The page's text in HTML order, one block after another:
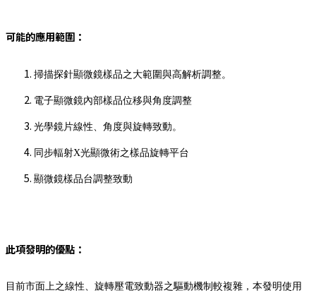
可能的應用範圍：
掃描探針顯微鏡樣品之大範圍與高解析調整。
電子顯微鏡內部樣品位移與角度調整
光學鏡片線性、角度與旋轉致動。
同步輻射X光顯微術之樣品旋轉平台
顯微鏡樣品台調整致動
此項發明的優點：
目前市面上之線性、旋轉壓電致動器之驅動機制較複雜，本發明使用